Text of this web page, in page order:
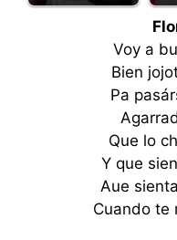
Voy a
Bien
Pa
Que lo
Y que
Aue
Cuando te